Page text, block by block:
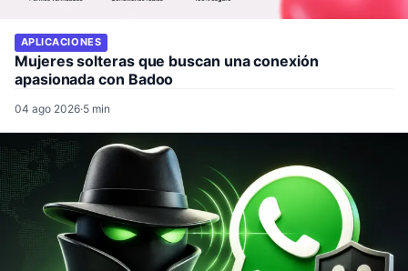
APLICACIONES
Mujeres solteras que buscan una conexión
apasionada con Badoo
04 ago 2026·5 min